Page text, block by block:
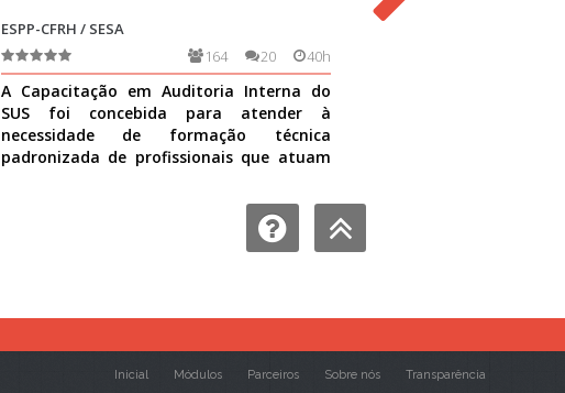
ESPP-CFRH / SESA
40h
20
164
A Capacitação em Auditoria Interna do
SUS foi concebida para atender à
necessidade de formação técnica
padronizada de profissionais que atuam
Inicial Módulos Parceiros Sobre nós Transparência